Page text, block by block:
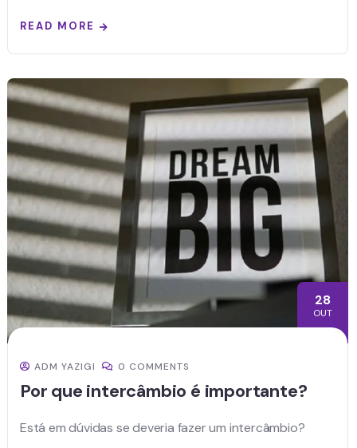
READ MORE
28
OUT
ADM YAZIGI 0 COMMENTS
Por que intercâmbio é importante?
Está em dúvidas se deveria fazer um intercâmbio?